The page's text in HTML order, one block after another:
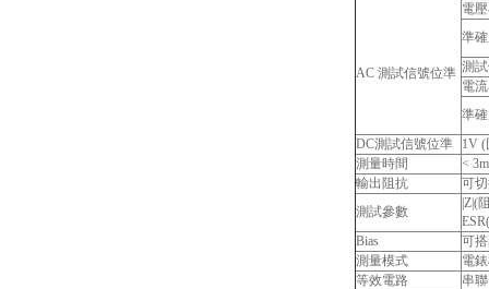
AC 測試信號位準
電
準
測
電
準
DC測試信號位準
1V (
測量時間
<
輸出阻抗
可
測試參數
|Z|(
Bias
可搭
測量模式
電
等效電路
串